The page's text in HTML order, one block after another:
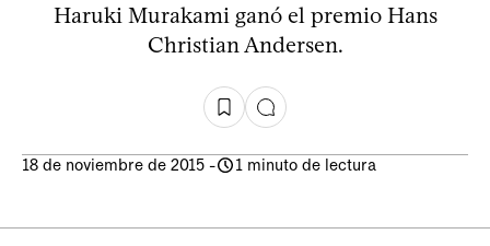
Haruki Murakami ganó el premio Hans
Christian Andersen.
18 de noviembre de 2015 - 1 minuto de lectura